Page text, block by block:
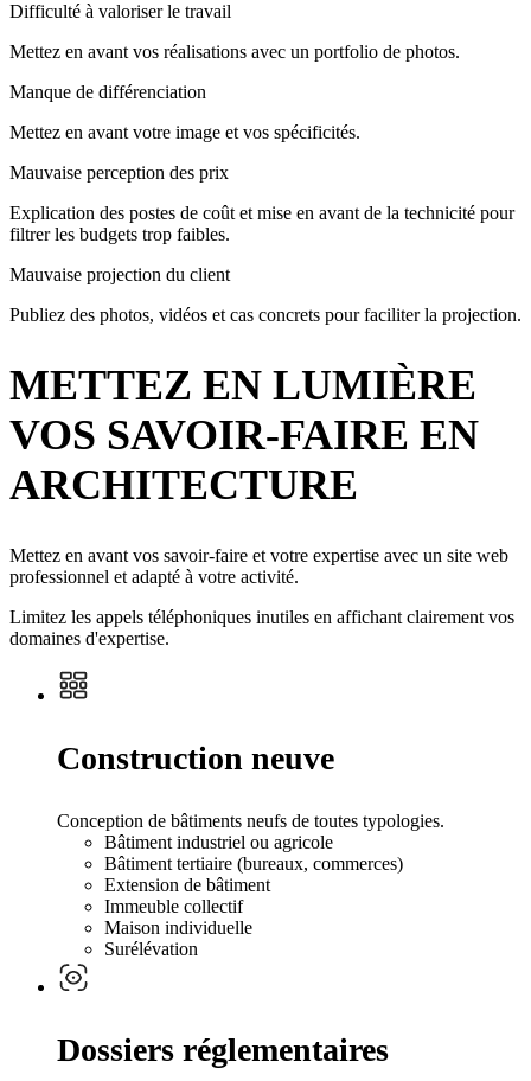
Difficulté à valoriser le travail
Mettez en avant vos réalisations avec un portfolio de photos.
Manque de différenciation
Mettez en avant votre image et vos spécificités.
Mauvaise perception des prix
Explication des postes de coût et mise en avant de la technicité pour
filtrer les budgets trop faibles.
Mauvaise projection du client
Publiez des photos, vidéos et cas concrets pour faciliter la projection.
METTEZ EN LUMIÈRE
VOS SAVOIR-FAIRE EN
ARCHITECTURE
Mettez en avant vos savoir-faire et votre expertise avec un site web
professionnel et adapté à votre activité.
Limitez les appels téléphoniques inutiles en affichant clairement vos
domaines d'expertise.
Construction neuve
Conception de bâtiments neufs de toutes typologies.
Bâtiment industriel ou agricole
Bâtiment tertiaire (bureaux, commerces)
Extension de bâtiment
Immeuble collectif
Maison individuelle
Surélévation
Dossiers réglementaires